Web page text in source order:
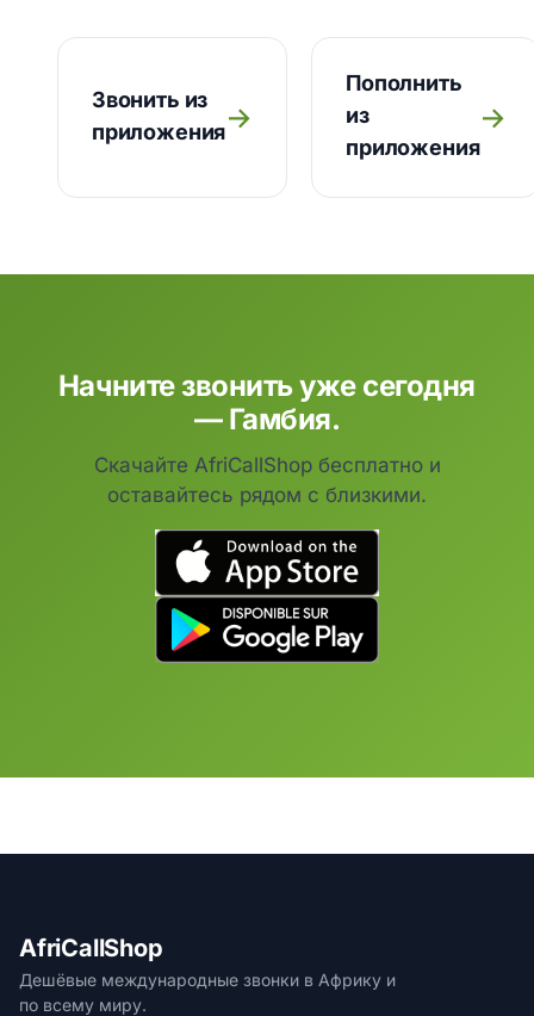
Звонить из
приложения→
Пополнить
из
приложения
→
Начните звонить уже сегодня
— Гамбия.
Скачайте AfriCallShop бесплатно и
оставайтесь рядом с близкими.
AfriCallShop
Дешёвые международные звонки в Африку и
по всему миру.